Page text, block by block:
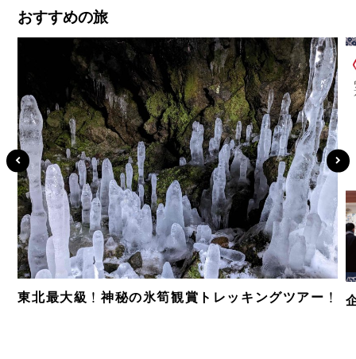
おすすめの旅
東北最大級！神秘の氷筍観賞トレッキングツアー！